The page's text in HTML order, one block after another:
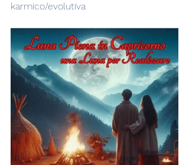
karmico/evolutiva